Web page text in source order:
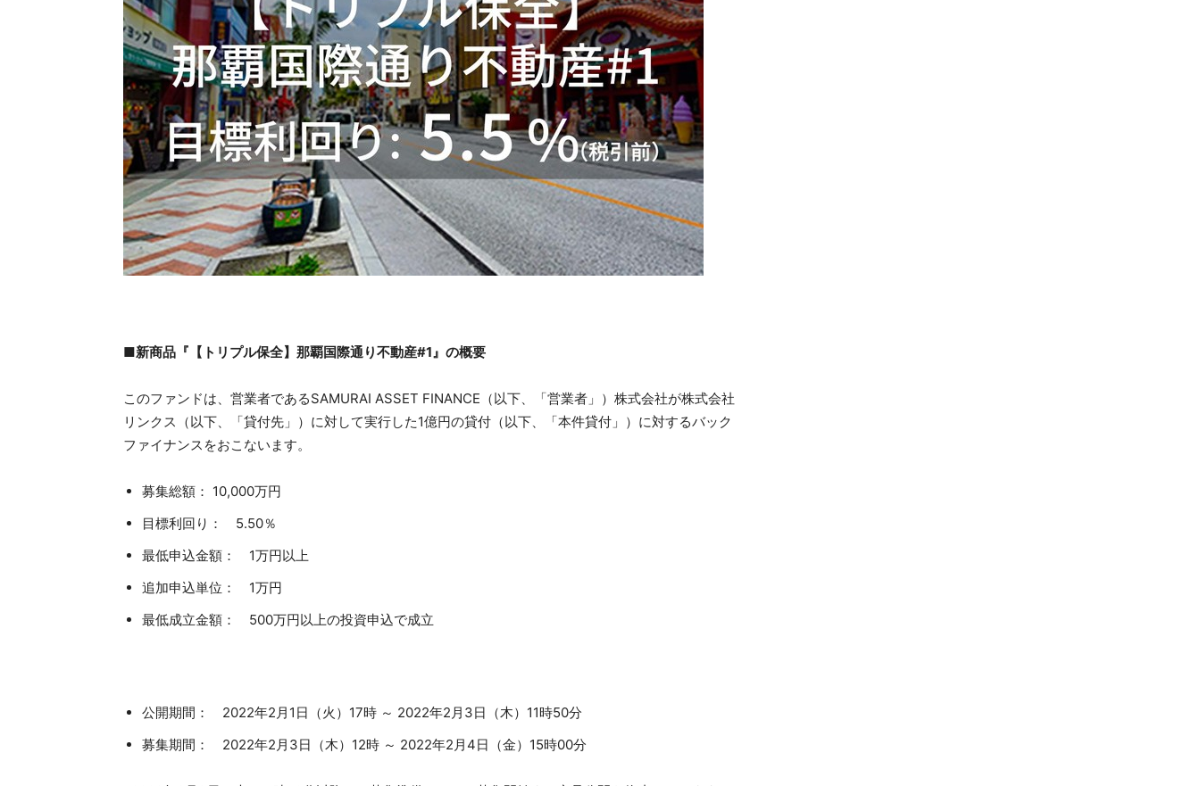
■新商品『【トリプル保全】那覇国際通り不動産#1』の概要
このファンドは、営業者であるSAMURAI ASSET FINANCE（以下、「営業者」）株式会社が株式会社
リンクス（以下、「貸付先」）に対して実行した1億円の貸付（以下、「本件貸付」）に対するバック
ファイナンスをおこないます。
募集総額： 10,000万円
目標利回り： 5.50％
最低申込金額： 1万円以上
追加申込単位： 1万円
最低成立金額： 500万円以上の投資申込で成立
公開期間： 2022年2月1日（火）17時 ～ 2022年2月3日（木）11時50分
募集期間： 2022年2月3日（木）12時 ～ 2022年2月4日（金）15時00分